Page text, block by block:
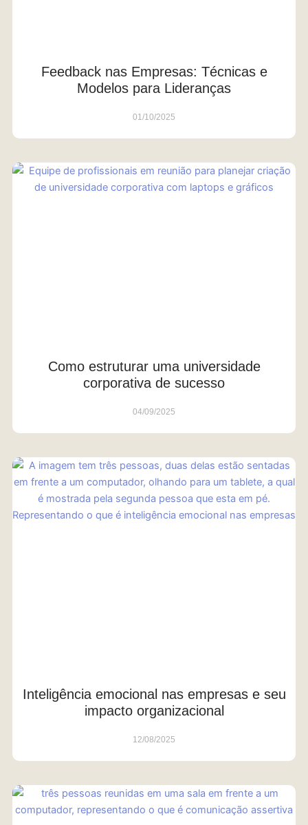
Feedback nas Empresas: Técnicas e
Modelos para Lideranças
01/10/2025
Como estruturar uma universidade
corporativa de sucesso
04/09/2025
Inteligência emocional nas empresas e seu
impacto organizacional
12/08/2025